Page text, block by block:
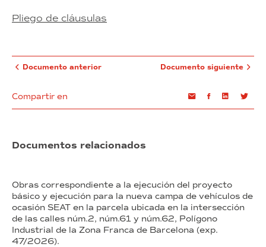
Pliego de cláusulas
Documento anterior
Compartir en EmailFacebookLinkedin
Documento siguiente
Documentos relacionados
Obras correspondiente a la ejecución del proyecto
básico y ejecución para la nueva campa de vehículos de
ocasión SEAT en la parcela ubicada en la intersección
de las calles núm.2, núm.61 y núm.62, Polígono
Industrial de la Zona Franca de Barcelona (exp.
47/2026).